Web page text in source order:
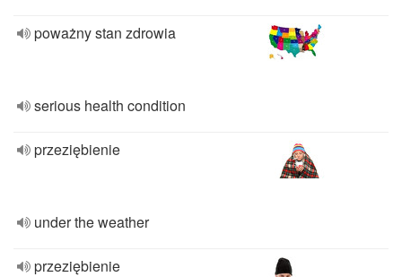
poważny stan zdrowia
serious health condition
przeziębienie
under the weather
przeziębienie